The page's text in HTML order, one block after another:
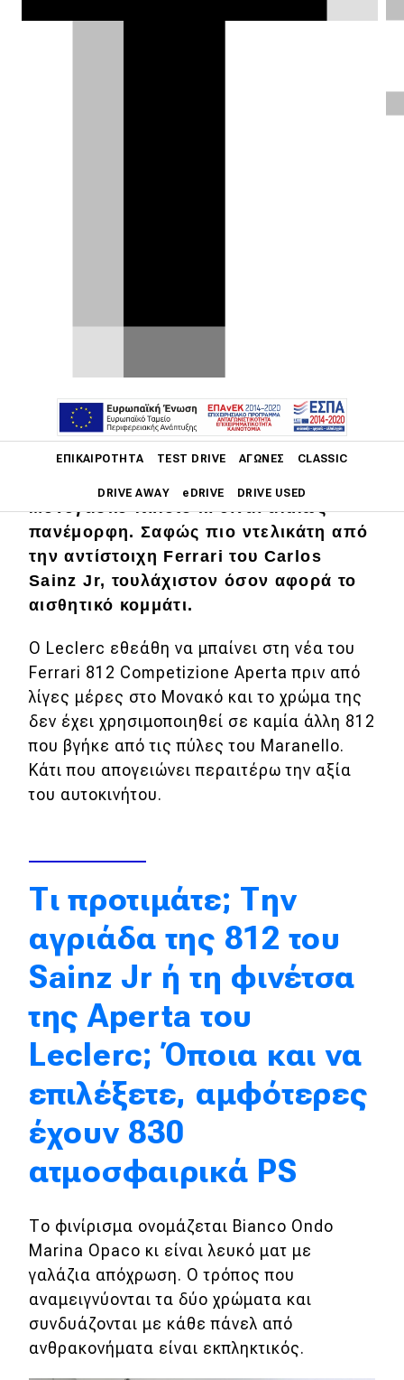
ΕΠΙΚΑΙΡΌΤΗΤΑ TEST DRIVE ΑΓΏΝΕΣ CLASSIC
DRIVE AWAY eDRIVE DRIVE USED
Main navigation
Επικαιρότητα
Νέα μοντέλα
Ελλάδα
Κόσμος
Τεχνολογία
Ασφάλεια
Αγορά
Test Drive
Δοκιμή
Αποστολή
Συγκρίνουμε
Αγώνες
Formula 1
Motorsport
Eco
Νέα
Τεχνολογία
Ferrari;
H Ferrari κατασκεύασε πρόσφατα μια
Μονεγάσκο πιλότο κι είναι απλώς
πανέμορφη. Σαφώς πιο ντελικάτη από
την αντίστοιχη Ferrari του Carlos
Sainz Jr, τουλάχιστον όσον αφορά το
αισθητικό κομμάτι.
Ο Leclerc εθεάθη να μπαίνει στη νέα του
Ferrari 812 Competizione Aperta πριν από
λίγες μέρες στο Μονακό και το χρώμα της
δεν έχει χρησιμοποιηθεί σε καμία άλλη 812
που βγήκε από τις πύλες του Maranello.
Κάτι που απογειώνει περαιτέρω την αξία
του αυτοκινήτου.
Τι προτιμάτε; Την
αγριάδα της 812 του
Sainz Jr ή τη φινέτσα
της Aperta του
Leclerc; Όποια και να
επιλέξετε, αμφότερες
έχουν 830
ατμοσφαιρικά PS
Το φινίρισμα ονομάζεται Bianco Ondo
Marina Opaco κι είναι λευκό ματ με
γαλάζια απόχρωση. Ο τρόπος που
αναμειγνύονται τα δύο χρώματα και
συνδυάζονται με κάθε πάνελ από
ανθρακονήματα είναι εκπληκτικός.